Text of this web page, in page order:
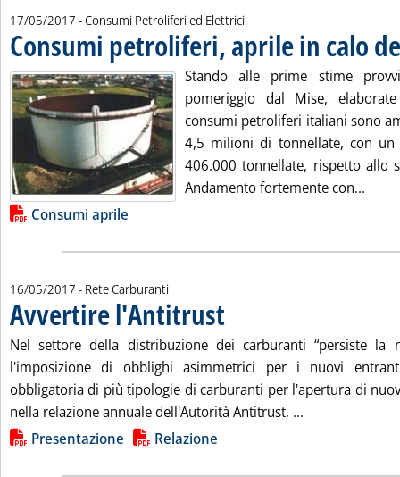
17/05/2017 - Consumi Petroliferi ed Elettrici
Consumi petroliferi, aprile in calo
Stando alle prime stime
pomeriggio dal Mise,
consumi petroliferi italiani sono
4,5 milioni di tonnellate, con un
406.000 tonnellate, rispetto allo
Andamento fortemente con...
Lista allegati PDF alla notizia
Consumi aprile
16/05/2017 - Rete Carburanti
Avvertire l'Antitrust
Nel settore della distribuzione dei carburanti “persiste la
l'imposizione di obblighi asimmetrici per i nuovi
obbligatoria di più tipologie di carburanti per l'apertura di
nella relazione annuale dell'Autorità Antitrust, ...
Lista allegati PDF alla notizia
Presentazione Relazione